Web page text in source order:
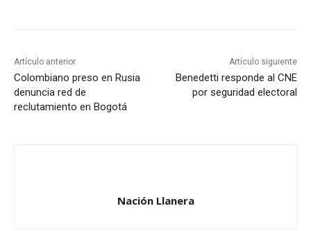
Artículo anterior
Colombiano preso en Rusia
denuncia red de
reclutamiento en Bogotá
Artículo siguiente
Benedetti responde al CNE
por seguridad electoral
Nación Llanera